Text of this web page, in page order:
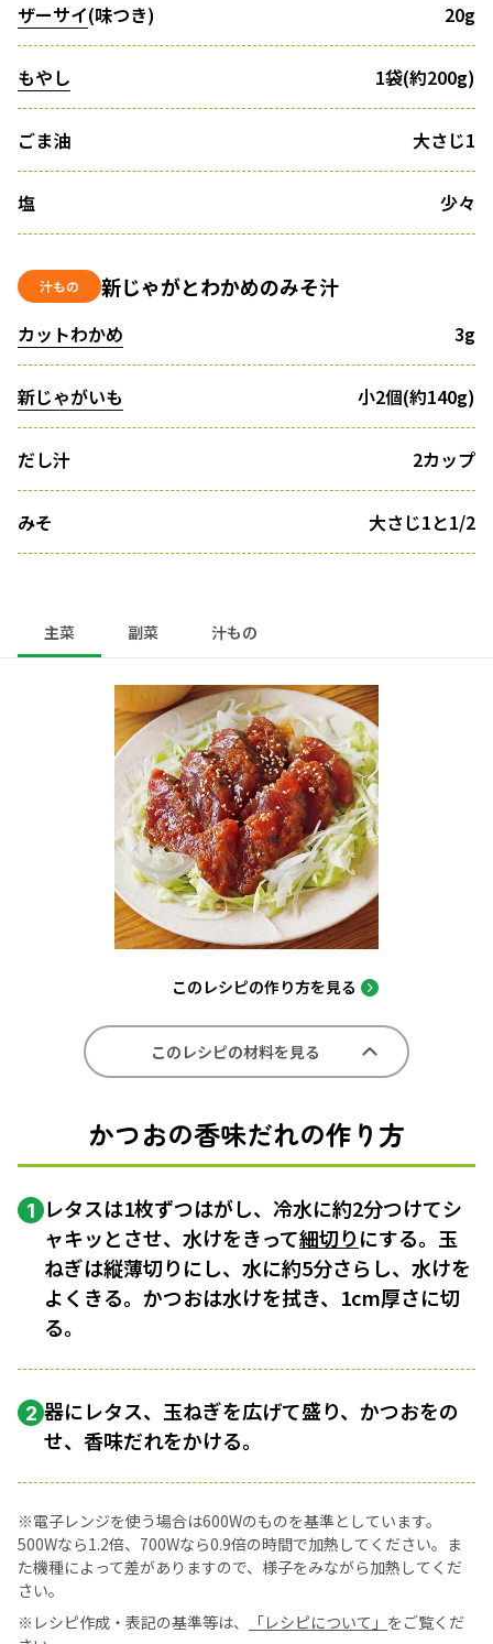
ザーサイ(味つき) 20g
もやし 1袋(約200g)
ごま油 大さじ1
塩 少々
汁もの 新じゃがとわかめのみそ汁
カットわかめ 3g
新じゃがいも 小2個(約140g)
だし汁 2カップ
みそ 大さじ1と1/2
主菜 副菜 汁もの
このレシピの作り方を見る
このレシピの材料を見る
かつおの香味だれの作り方
1 レタスは1枚ずつはがし、冷水に約2分つけてシ
ャキッとさせ、水けをきって細切りにする。玉
ねぎは縦薄切りにし、水に約5分さらし、水けを
よくきる。かつおは水けを拭き、1cm厚さに切
る。
2 器にレタス、玉ねぎを広げて盛り、かつおをの
せ、香味だれをかける。
※電子レンジを使う場合は600Wのものを基準としています。
500Wなら1.2倍、700Wなら0.9倍の時間で加熱してください。ま
た機種によって差がありますので、様子をみながら加熱してくだ
さい。
※レシピ作成・表記の基準等は、
「レシピについて」 をご覧くだ